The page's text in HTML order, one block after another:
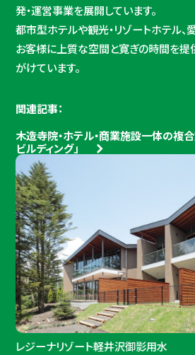
発・運営事業を展開しています。
都市型ホテルや観光・リゾートホテル、
お客様に上質な空間と寛ぎの時間を
がけています。
関連記事：
木造寺院・ホテル・商業施設一体の複
ビルディング」
レジーナリゾート軽井沢御影用水
レジーナリゾート軽井沢御影用水